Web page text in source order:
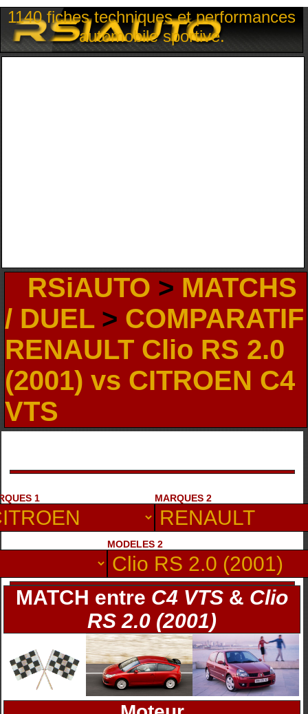
1140 fiches techniques et performances
automobile sportive.
RSiAUTO > MATCHS
/ DUEL> COMPARATIF
RENAULT Clio RS 2.0
(2001) vs CITROEN C4
VTS
1 MARQUES 2
MODELES 2
MATCH entre C4 VTS & Clio
RS 2.0 (2001)